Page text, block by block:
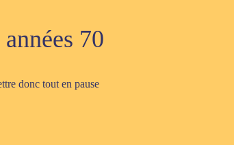
70
donc tout en pause